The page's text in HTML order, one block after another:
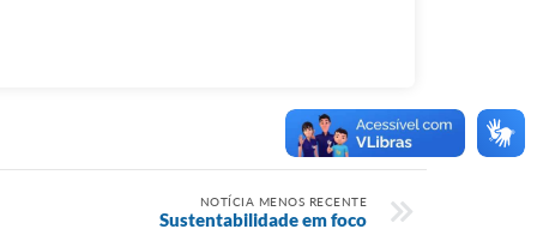
NOTÍCIA MENOS RECENTE
Sustentabilidade em foco